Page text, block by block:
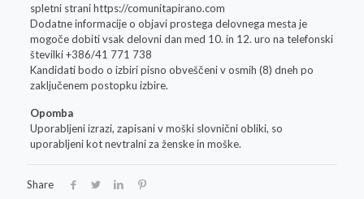
spletni strani https://comunitapirano.com
Dodatne informacije o objavi prostega delovnega mesta je
mogoče dobiti vsak delovni dan med 10. in 12. uro na telefonski
številki +386/41 771 738
Kandidati bodo o izbiri pisno obveščeni v osmih (8) dneh po
zaključenem postopku izbire.
Opomba
Uporabljeni izrazi, zapisani v moški slovnični obliki, so
uporabljeni kot nevtralni za ženske in moške.
Share